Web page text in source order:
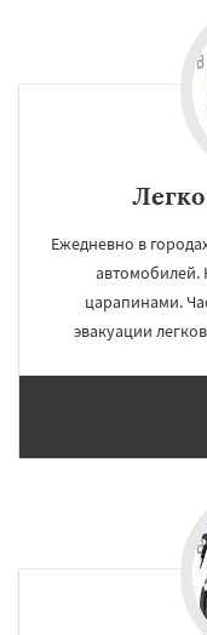
Ежедневно в
автомобилей.
царапинами.
эвакуации